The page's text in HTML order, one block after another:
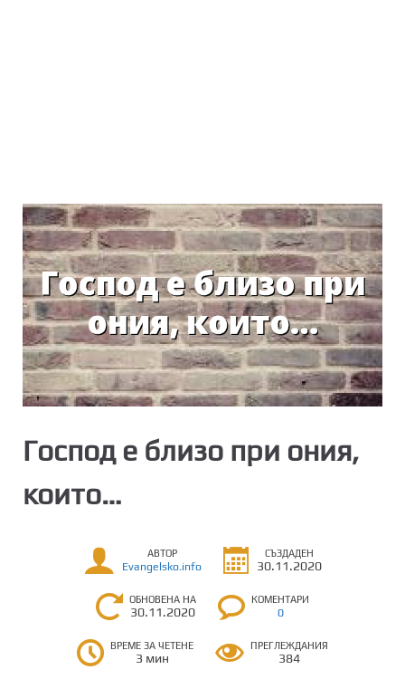
Господ е близо при ония,
които…
АВТОР
Evangelsko.info
СЪЗДАДЕН
30.11.2020
ОБНОВЕНА НА
30.11.2020
КОМЕНТАРИ
0
ВРЕМЕ ЗА ЧЕТЕНЕ
3 мин
ПРЕГЛЕЖДАНИЯ
384